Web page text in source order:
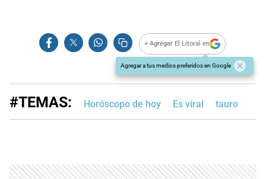
+ Agregar El Litoral en
Agregar a tus medios preferidos en Google
#TEMAS: Horóscopo de hoy Es viral tauro